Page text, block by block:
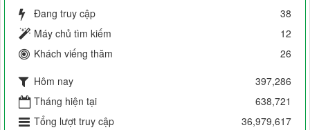
Đang truy cập
38
Máy chủ tìm kiếm
12
Khách viếng thăm
26
Hôm nay
397,286
Tháng hiện tại
638,721
Tổng lượt truy cập
36,979,617